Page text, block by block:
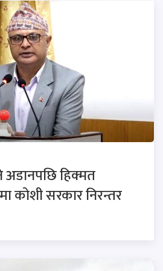
अडानपछि हिक्मत
कोशी सरकार निरन्तर